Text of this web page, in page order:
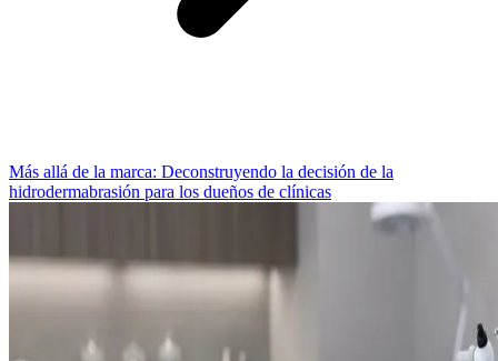
Más allá de la marca: Deconstruyendo la decisión de la
hidrodermabrasión para los dueños de clínicas